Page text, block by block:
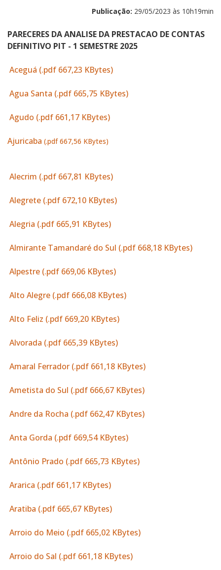
Publicação: 29/05/2023 às 10h19min
PARECERES DA ANALISE DA PRESTACAO DE CONTAS
DEFINITIVO PIT - 1 SEMESTRE 2025
Aceguá (.pdf 667,23 KBytes)
Agua Santa (.pdf 665,75 KBytes)
Agudo (.pdf 661,17 KBytes)
Ajuricaba (.pdf 667,56 KBytes)
Alecrim (.pdf 667,81 KBytes)
Alegrete (.pdf 672,10 KBytes)
Alegria (.pdf 665,91 KBytes)
Almirante Tamandaré do Sul (.pdf 668,18 KBytes)
Alpestre (.pdf 669,06 KBytes)
Alto Alegre (.pdf 666,08 KBytes)
Alto Feliz (.pdf 669,20 KBytes)
Alvorada (.pdf 665,39 KBytes)
Amaral Ferrador (.pdf 661,18 KBytes)
Ametista do Sul (.pdf 666,67 KBytes)
Andre da Rocha (.pdf 662,47 KBytes)
Anta Gorda (.pdf 669,54 KBytes)
Antônio Prado (.pdf 665,73 KBytes)
Ararica (.pdf 661,17 KBytes)
Aratiba (.pdf 665,67 KBytes)
Arroio do Meio (.pdf 665,02 KBytes)
Arroio do Sal (.pdf 661,18 KBytes)